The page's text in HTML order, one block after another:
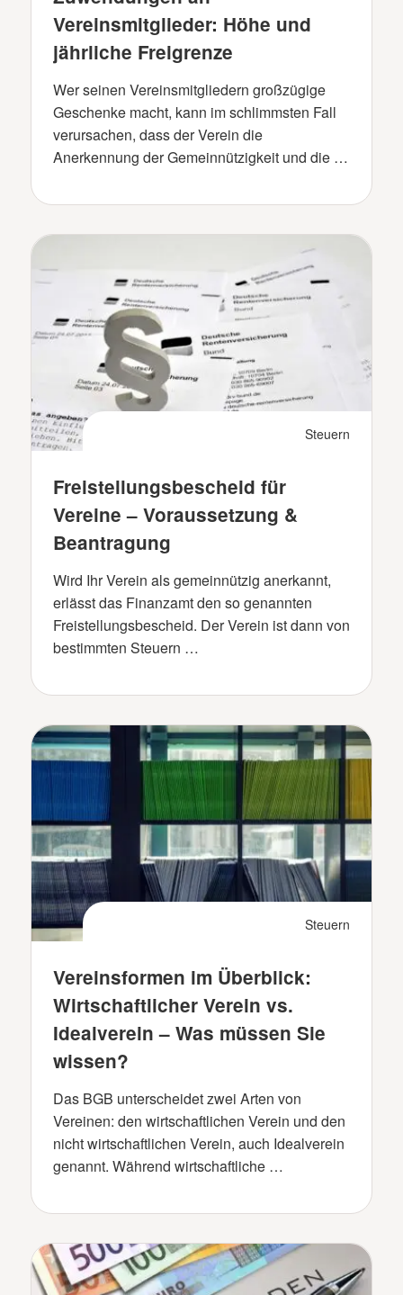
Vereinsmitglieder: Höhe und
jährliche Freigrenze
Wer seinen Vereinsmitgliedern großzügige
Geschenke macht, kann im schlimmsten Fall
verursachen, dass der Verein die
Anerkennung der Gemeinnützigkeit und die …
Steuern
Freistellungsbescheid für
Vereine – Voraussetzung &
Beantragung
Wird Ihr Verein als gemeinnützig anerkannt,
erlässt das Finanzamt den so genannten
Freistellungsbescheid. Der Verein ist dann von
bestimmten Steuern …
Steuern
Vereinsformen im Überblick:
Wirtschaftlicher Verein vs.
Idealverein – Was müssen Sie
wissen?
Das BGB unterscheidet zwei Arten von
Vereinen: den wirtschaftlichen Verein und den
nicht wirtschaftlichen Verein, auch Idealverein
genannt. Während wirtschaftliche …